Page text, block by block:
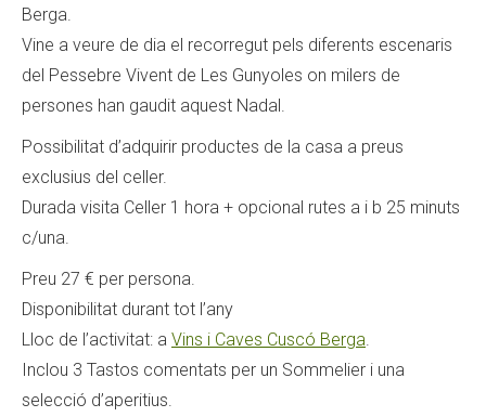
Berga.
Vine a veure de dia el recorregut pels diferents escenaris
del Pessebre Vivent de Les Gunyoles on milers de
persones han gaudit aquest Nadal.
Possibilitat d’adquirir productes de la casa a preus
exclusius del celler.
Durada visita Celler 1 hora + opcional rutes a i b 25 minuts
c/una.
Preu 27 € per persona.
Disponibilitat durant tot l’any
Lloc de l’activitat: a Vins i Caves Cuscó Berga.
Inclou 3 Tastos comentats per un Sommelier i una
selecció d’aperitius.